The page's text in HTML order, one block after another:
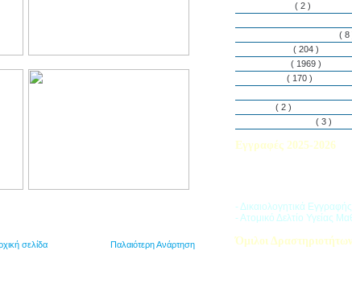
Παλαιότερη Ανάρτηση
σελίδα
( 2 )
( 8
( 204 )
( 1969 )
( 170 )
( 2 )
( 3 )
Εγγραφές 2025-2026
- Δικαιολογητικά Εγγραφής
- Ατομικό Δελτίο Υγείας
Όμιλοι